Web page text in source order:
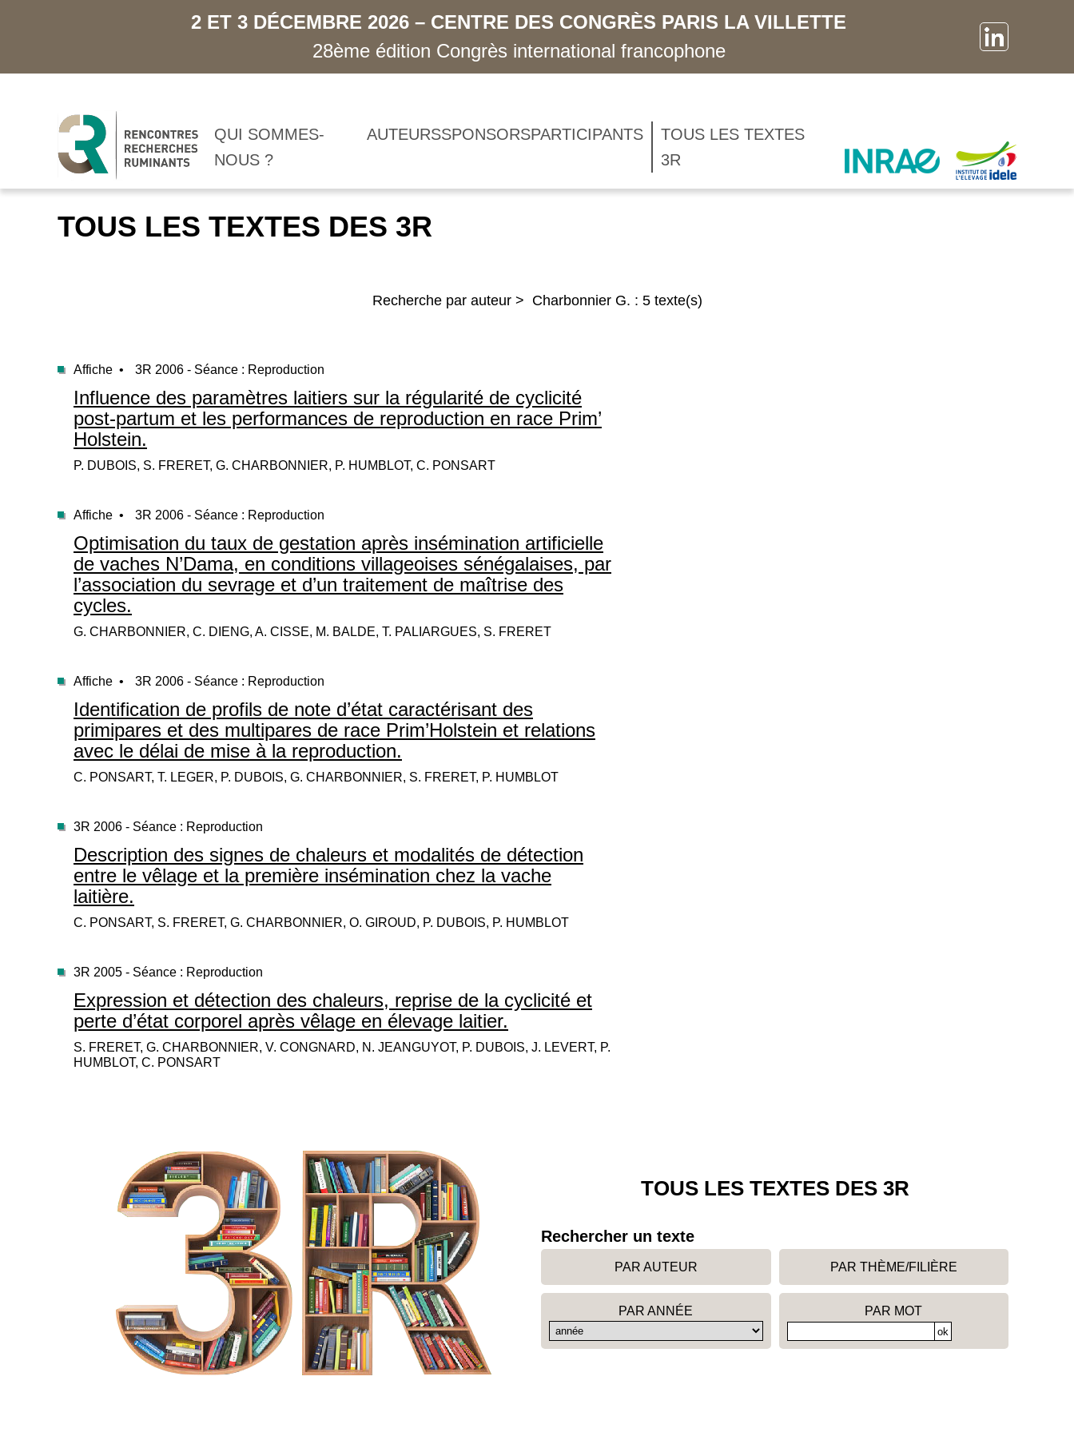
2 ET 3 DÉCEMBRE 2026 – CENTRE DES CONGRÈS PARIS LA VILLETTE
28ème édition Congrès international francophone
QUI SOMMES-
NOUS ?
AUTEURSSPONSORSPARTICIPANTS
TOUS LES TEXTES
3R
TOUS LES TEXTES DES 3R
Recherche par auteur > Charbonnier G. : 5 texte(s)
Affiche • 3R 2006 - Séance : Reproduction
Influence des paramètres laitiers sur la régularité de cyclicité
post-partum et les performances de reproduction en race Prim’
Holstein.
P. DUBOIS, S. FRERET, G. CHARBONNIER, P. HUMBLOT, C. PONSART
Affiche • 3R 2006 - Séance : Reproduction
Optimisation du taux de gestation après insémination artificielle
de vaches N’Dama, en conditions villageoises sénégalaises, par
l’association du sevrage et d’un traitement de maîtrise des
cycles.
G. CHARBONNIER, C. DIENG, A. CISSE, M. BALDE, T. PALIARGUES, S. FRERET
Affiche • 3R 2006 - Séance : Reproduction
Identification de profils de note d’état caractérisant des
primipares et des multipares de race Prim’Holstein et relations
avec le délai de mise à la reproduction.
C. PONSART, T. LEGER, P. DUBOIS, G. CHARBONNIER, S. FRERET, P. HUMBLOT
3R 2006 - Séance : Reproduction
Description des signes de chaleurs et modalités de détection
entre le vêlage et la première insémination chez la vache
laitière.
C. PONSART, S. FRERET, G. CHARBONNIER, O. GIROUD, P. DUBOIS, P. HUMBLOT
3R 2005 - Séance : Reproduction
Expression et détection des chaleurs, reprise de la cyclicité et
perte d’état corporel après vêlage en élevage laitier.
S. FRERET, G. CHARBONNIER, V. CONGNARD, N. JEANGUYOT, P. DUBOIS, J. LEVERT, P.
HUMBLOT, C. PONSART
TOUS LES TEXTES DES 3R
Rechercher un texte
PAR AUTEUR PAR THÈME/FILIÈRE
PAR ANNÉE PAR MOT